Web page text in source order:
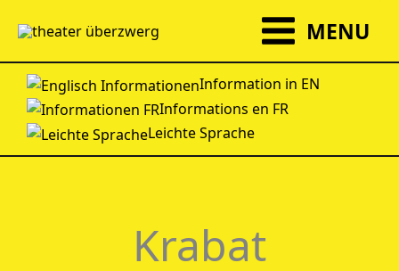
Inhalt
springen
MENU
Information in EN
Informations en FR
Leichte Sprache
Krabat